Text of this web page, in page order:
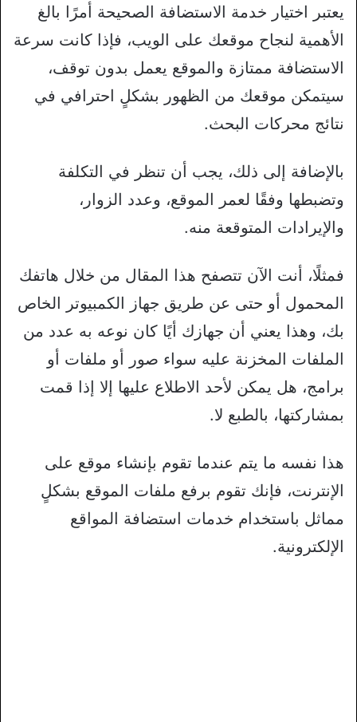
يعتبر اختيار خدمة الاستضافة الصحيحة أمرًا بالغ
الأهمية لنجاح موقعك على الويب، فإذا كانت سرعة
الاستضافة ممتازة والموقع يعمل بدون توقف،
سيتمكن موقعك من الظهور بشكلٍ احترافي في
نتائج محركات البحث.
بالإضافة إلى ذلك، يجب أن تنظر في التكلفة
وتضبطها وفقًا لعمر الموقع، وعدد الزوار،
والإيرادات المتوقعة منه.
فمثلًا، أنت الآن تتصفح هذا المقال من خلال هاتفك
المحمول أو حتى عن طريق جهاز الكمبيوتر الخاص
بك، وهذا يعني أن جهازك أيًا كان نوعه به عدد من
الملفات المخزنة عليه سواء صور أو ملفات أو
برامج، هل يمكن لأحد الاطلاع عليها إلا إذا قمت
بمشاركتها، بالطبع لا.
هذا نفسه ما يتم عندما تقوم بإنشاء موقع على
الإنترنت، فإنك تقوم برفع ملفات الموقع بشكلٍ
مماثل باستخدام خدمات استضافة المواقع
الإلكترونية.